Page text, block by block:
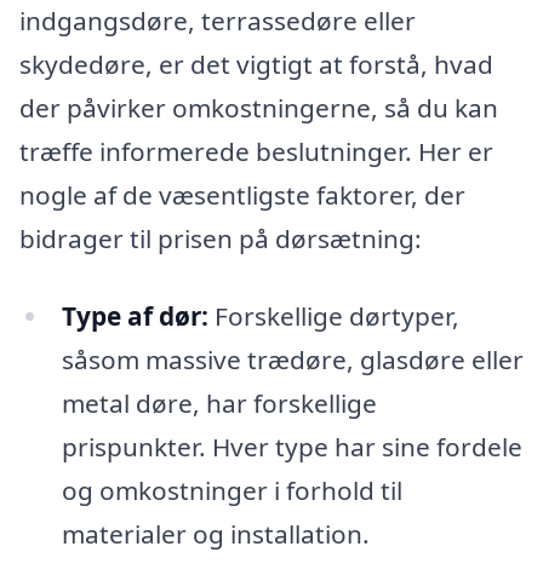
indgangsdøre, terrassedøre eller
skydedøre, er det vigtigt at forstå, hvad
der påvirker omkostningerne, så du kan
træffe informerede beslutninger. Her er
nogle af de væsentligste faktorer, der
bidrager til prisen på dørsætning:
Type af dør: Forskellige dørtyper,
såsom massive trædøre, glasdøre eller
metal døre, har forskellige
prispunkter. Hver type har sine fordele
og omkostninger i forhold til
materialer og installation.